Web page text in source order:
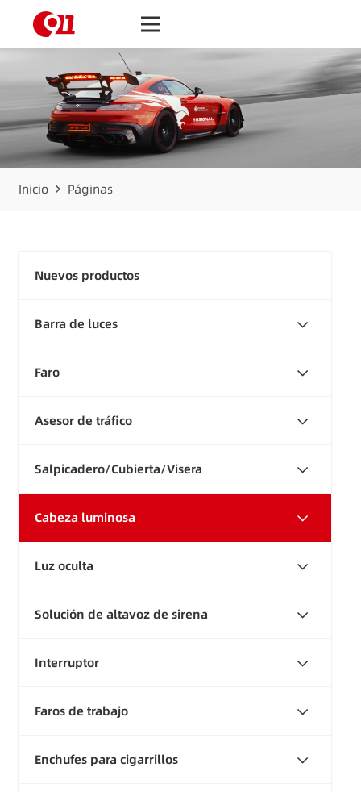
Inicio Páginas
Nuevos productos
Barra de luces
Faro
Asesor de tráfico
Salpicadero/Cubierta/Visera
Cabeza luminosa
Luz oculta
Solución de altavoz de sirena
Interruptor
Faros de trabajo
Enchufes para cigarrillos